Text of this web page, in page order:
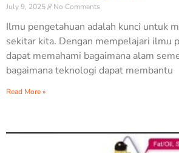
July 9, 2025 No Comments
Ilmu pengetahuan adalah kunci untuk
sekitar kita. Dengan mempelajari ilmu
dapat memahami bagaimana alam
bagaimana teknologi dapat membantu
Read More »